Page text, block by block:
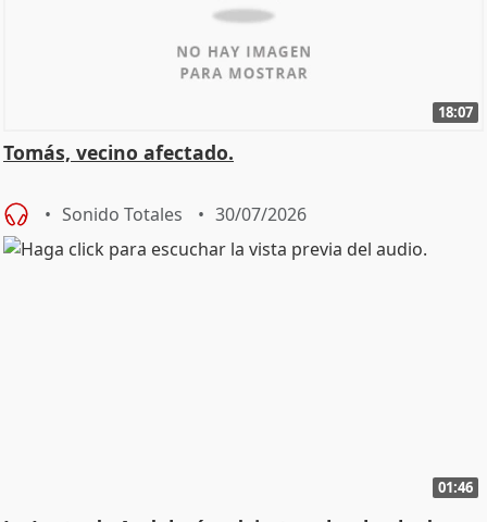
18:07
Tomás, vecino afectado.
Sonido Totales 30/07/2026
01:46